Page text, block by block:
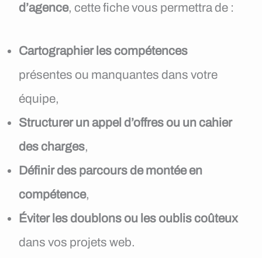
d’agence, cette fiche vous permettra de :
Cartographier les compétences
présentes ou manquantes dans votre
équipe,
Structurer un appel d’offres ou un cahier
des charges,
Définir des parcours de montée en
compétence,
Éviter les doublons ou les oublis coûteux
dans vos projets web.